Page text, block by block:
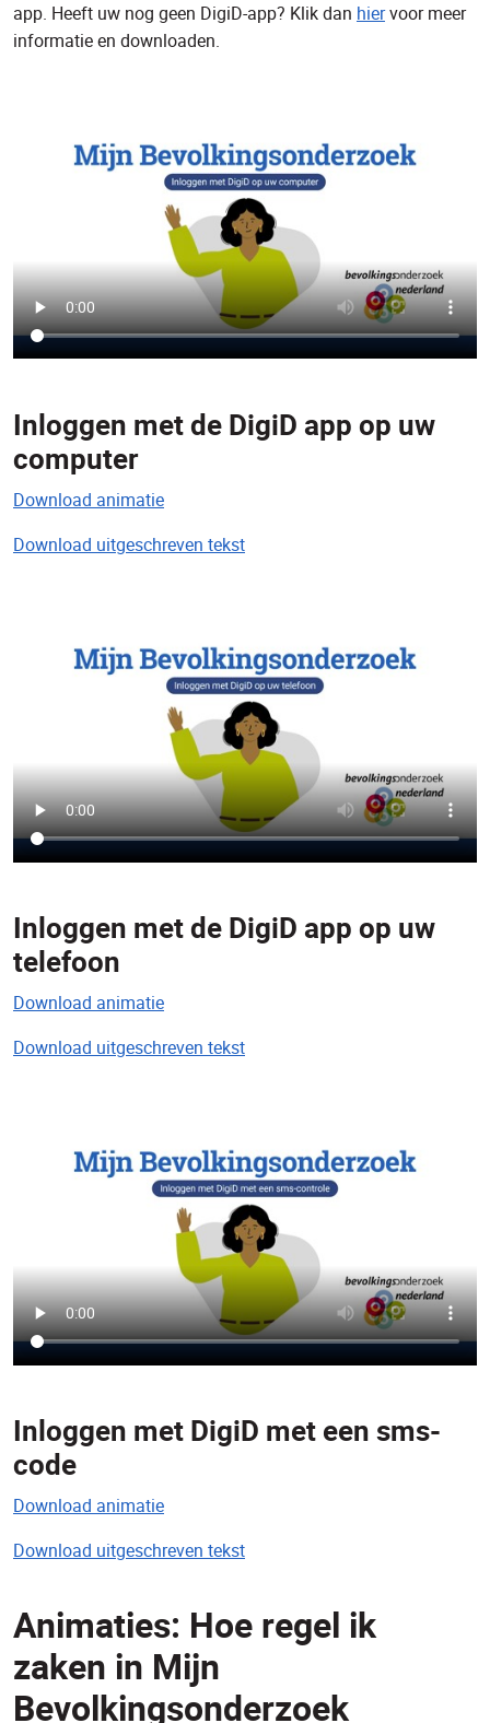
app. Heeft uw nog geen DigiD-app? Klik dan hiervoor meer
informatie en downloaden.
Inloggen met de DigiD app op uw
computer
Download animatie
Download uitgeschreven tekst
Inloggen met de DigiD app op uw
telefoon
Download animatie
Download uitgeschreven tekst
Inloggen met DigiD met een sms-
code
Download animatie
Download uitgeschreven tekst
Animaties: Hoe regel ik
zaken in Mijn
Bevolkingsonderzoek